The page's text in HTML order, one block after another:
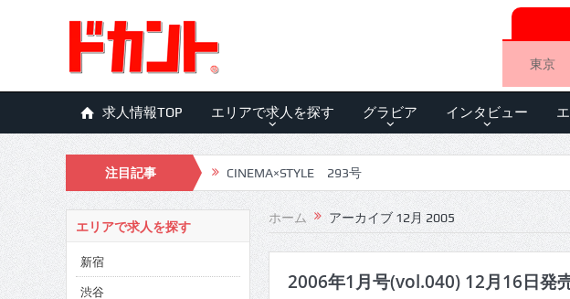
東京
求人情報TOP エリアで求人を探す グラビア インタビュー
注目記事 CINEMA×STYLE 292号
CINEMA×STYLE 291号
CINEMA×STYLE 290号
CINEMA×STYLE 289号
ホーム アーカイブ 12月 2005
2006年1月号(vol.040) 12月16日発
エリアで求人を探す
新宿
渋谷